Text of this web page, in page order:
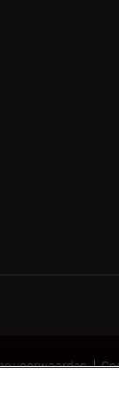
voorwaarden